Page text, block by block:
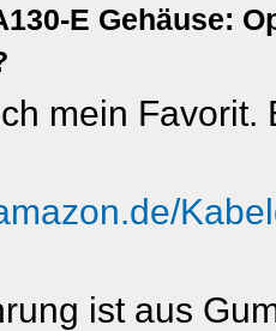
E Gehäuse:
mein
ist aus